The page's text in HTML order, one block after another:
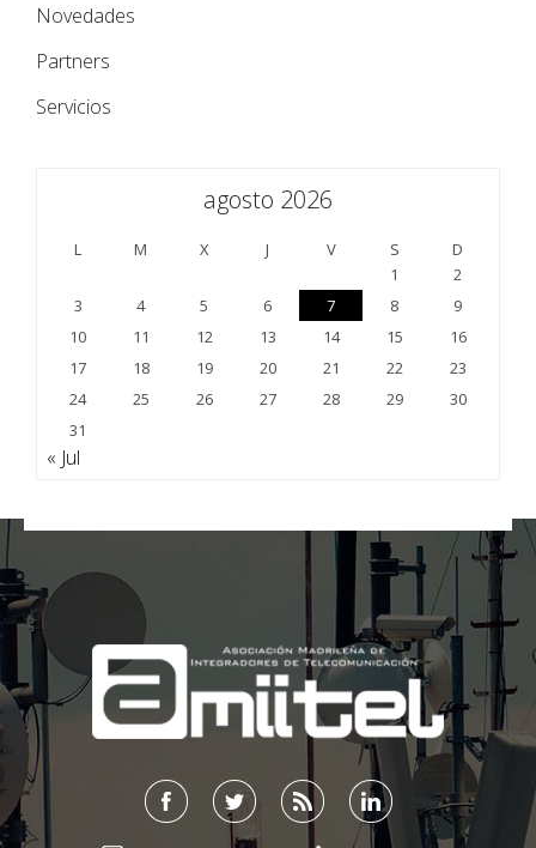
Novedades
Partners
Servicios
agosto 2026
L M X J V S
D
1
2
3
4 5 6 7 8
9
10
11 12 13 14 15
16
17
18 19 20 21 22
23
24
25 26 27 28 29
30
31
« Jul
;